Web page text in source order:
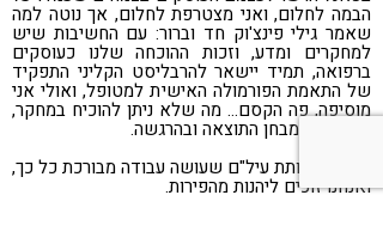
הבמה לחלום, ואני מצטרפת לחלום, אך נוטה למה
שאמר גילי פינצ'וק חד וברור: עם החשיבות שיש
למחקרים ומדע, וזכות ההוכחה שלנו כעוסקים
ברפואה, תמיד יישאר להרבליסט הקליני התפקיד
של התאמת הפורמולה האישית למטופל, ואולי אני
מוסיפה, פה הקסם… מה שלא ניתן להוכיח במחקר,
אלא רק במבחן התוצאה ובהרגשה.
תודה לעמותת עיל"ם שעושה עבודה מבורכת כל כך,
ואנחנו זוכים ליהנות מהפירות.